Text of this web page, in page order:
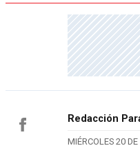
Redacción
MIÉRCOLES 20